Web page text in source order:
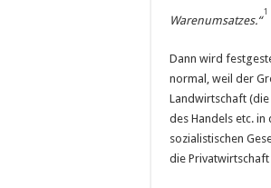
Warenumsatzes.“
1
Dann wird
normal, weil der
Landwirtschaft
des Handels etc.
sozialistischen
die